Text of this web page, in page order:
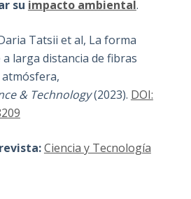
su impacto ambiental.
Tatsii et al, La forma
larga distancia de fibras
& Technology(2023). DOI:
Ciencia y Tecnología